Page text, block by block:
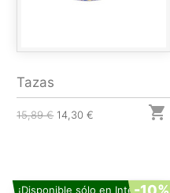
Tazas
15,89 € 14,30 € 
¡Disponible sólo en Internet!